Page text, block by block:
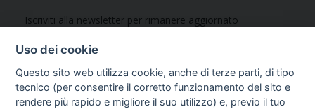
Iscriviti alla newsletter per rimanere aggiornato
Letta l’informativa privacy acconsento espressamente al
trattamento dei miei dati personali per finalità di marketing
(newsletter, novità, promozioni, ecc.).Consulta la nostra
Privacy Policy
Uso dei cookie
Questo sito web utilizza cookie, anche di terze parti, di tipo
tecnico (per consentire il corretto funzionamento del sito e
rendere più rapido e migliore il suo utilizzo) e, previo il tuo